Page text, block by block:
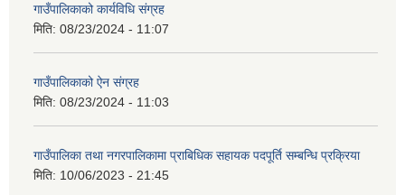
गाउँपालिकाको कार्यविधि संग्रह
मिति: 08/23/2024 - 11:07
गाउँपालिकाको ऐन संग्रह
मिति: 08/23/2024 - 11:03
गाउँपालिका तथा नगरपालिकामा प्राबिधिक सहायक पदपूर्ति सम्बन्धि प्रक्रिया
मिति: 10/06/2023 - 21:45